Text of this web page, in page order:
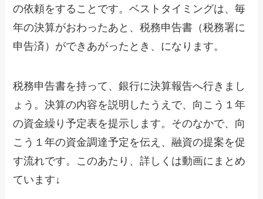
の依頼をすることです。ベストタイミングは、毎
年の決算がおわったあと、税務申告書（税務署に
申告済）ができあがったとき、になります。
税務申告書を持って、銀行に決算報告へ行きまし
ょう。決算の内容を説明したうえで、向こう１年
の資金繰り予定表を提示します。そのなかで、向
こう１年の資金調達予定を伝え、融資の提案を促
す流れです。このあたり、詳しくは動画にまとめ
ています↓